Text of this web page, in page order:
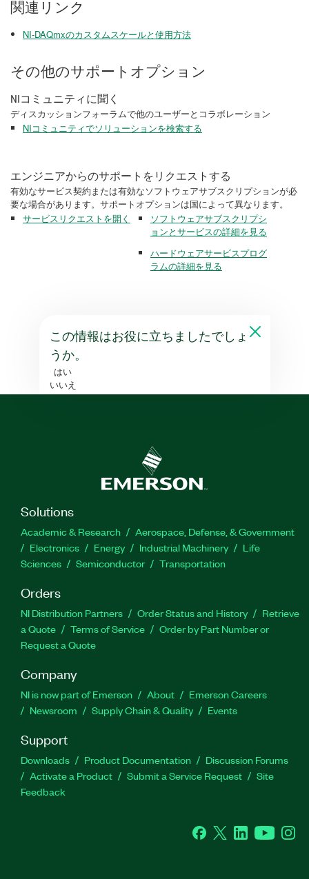
関連リンク
NI-​DAQmx​の​カスタム​スケール​と​使用​方法
その他のサポートオプション
NIコミュニティに聞く
ディスカッションフォーラムで他のユーザーとコラボレーション
NIコミュニティでソリューションを検索する
エンジニアからのサポートをリクエストする
有効なサービス契約または有効なソフトウェアサブスクリプションが必
要な場合があります。サポートオプションは国によって異なります。
サービスリクエストを開く
ソフトウェアサブスクリプシ
ョンとサービスの詳細を見る
ハードウェアサービスプログ
ラムの詳細を見る
この情報はお役に立ちましたでしょ
うか。
はい
いいえ
Solutions
Academic & Research
Aerospace, Defense, & Government
Electronics
Energy Industrial Machinery
Life
Sciences
Semiconductor Transportation
Orders
NI Distribution Partners Order Status and History
Retrieve
a Quote
Terms of Service
Order by Part Number or
Request a Quote
Company
NI is now part of Emerson About
Emerson Careers
Newsroom
Supply Chain & Quality Events
Support
Downloads Product Documentation
Discussion Forums
Activate a Product
Submit a Service Request
Site
Feedback
Facebook
Twitter LinkedInYouTube